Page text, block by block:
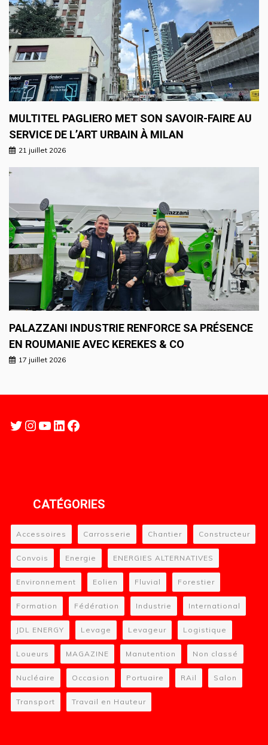
MULTITEL PAGLIERO MET SON SAVOIR-FAIRE AU
SERVICE DE L’ART URBAIN À MILAN
21 juillet 2026
PALAZZANI INDUSTRIE RENFORCE SA PRÉSENCE
EN ROUMANIE AVEC KEREKES & CO
17 juillet 2026
Twitter
Instagram
YouTube
LinkedIn
Facebook
CATÉGORIES
Accessoires Carrosserie Chantier Constructeur
Convois Energie ENERGIES ALTERNATIVES
Environnement Eolien Fluvial Forestier
Formation Fédération Industrie International
JDL ENERGY Levage Levageur Logistique
Loueurs MAGAZINE Manutention Non classé
Nucléaire Occasion Portuaire RAil Salon
Transport Travail en Hauteur